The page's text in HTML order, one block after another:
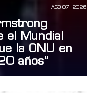
AGO 07, 2026
el Mundial
la ONU en
años”